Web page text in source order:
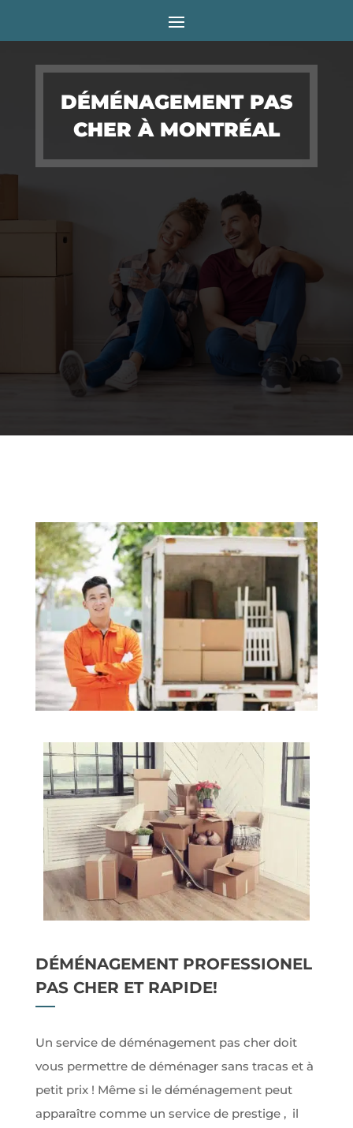
DÉMÉNAGEMENT PAS
CHER À MONTRÉAL
DÉMÉNAGEMENT PROFESSIONEL
PAS CHER ET RAPIDE!
Un service de déménagement pas cher doit
vous permettre de déménager sans tracas et à
petit prix ! Même si le déménagement peut
apparaître comme un service de prestige , il